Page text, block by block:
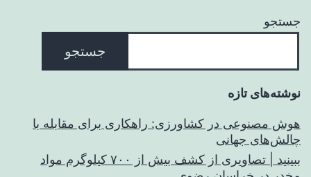
جستجو
جستجو
نوشته‌های تازه
هوش مصنوعی در کشاورزی: راهکاری برای مقابله با
چالش‌های جهانی
ببینید | تصاویری از کشف بیش از ۷۰۰ کیلوگرم مواد